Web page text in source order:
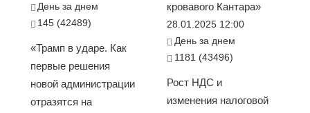
День за днем
145 (42489)
«Трамп в ударе. Как
первые решения
новой администрации
отразятся на
кровавого Кантара»
28.01.2025 12:00
День за днем
1181 (43496)
Рост НДС и
изменения налоговой